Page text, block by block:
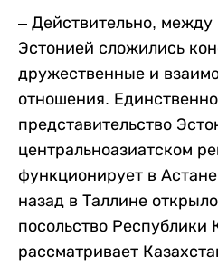
– Действительно, между
Эстонией сложились
дружественные и
отношения.
представительство
центральноазиатском
функционирует в
назад в Таллине
посольство Республики
рассматривает